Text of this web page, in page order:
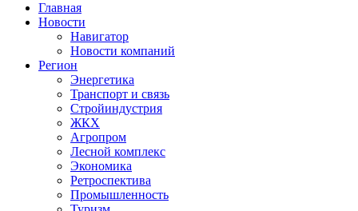
Главная
Новости
Навигатор
Новости компаний
Регион
Энергетика
Транспорт и связь
Стройиндустрия
ЖКХ
Агропром
Лесной комплекс
Экономика
Ретроспектива
Промышленность